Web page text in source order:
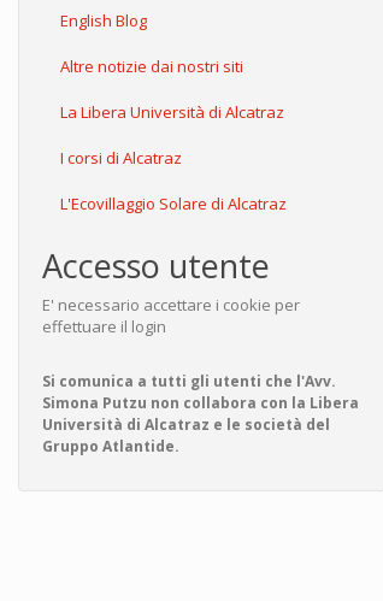
English Blog
Altre notizie dai nostri siti
La Libera Università di Alcatraz
I corsi di Alcatraz
L'Ecovillaggio Solare di Alcatraz
Accesso utente
E' necessario accettare i cookie per
effettuare il login
Si comunica a tutti gli utenti che l'Avv.
Simona Putzu non collabora con la Libera
Università di Alcatraz e le società del
Gruppo Atlantide.